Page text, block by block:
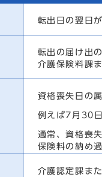
転出日の翌日が
転出の届け出の
介護保険料課ま
資格喪失日の属
例えば7月30日
通常、資格喪失
保険料の納め過
介護認定課また